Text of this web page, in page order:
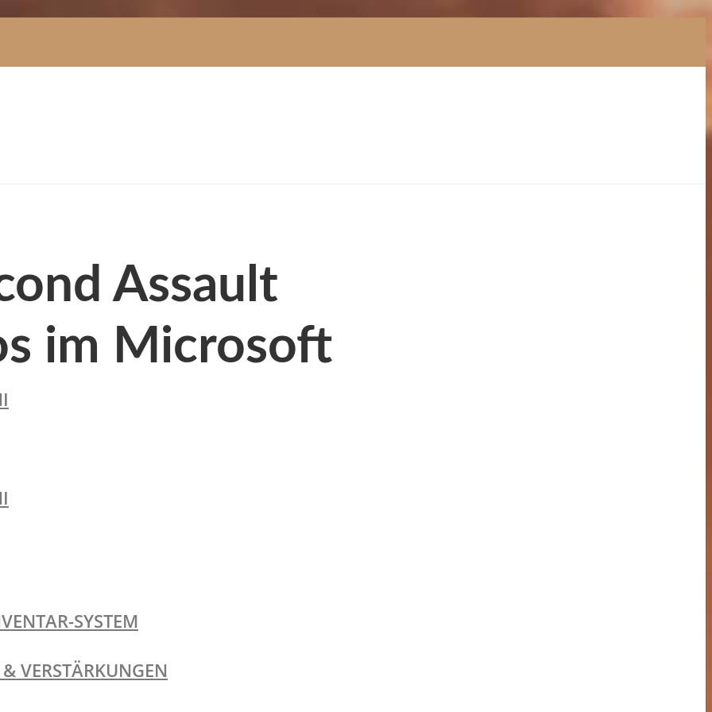
SYSTEM
VERSTÄRKUNGEN
Assault
im Microsoft